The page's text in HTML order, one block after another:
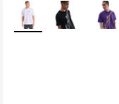
Weitere Farben